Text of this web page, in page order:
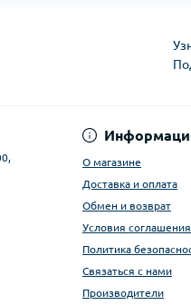
О магазине
Доставка и оплата
Обмен и возврат
Условия соглашения
Политика
Связаться с нами
Производители